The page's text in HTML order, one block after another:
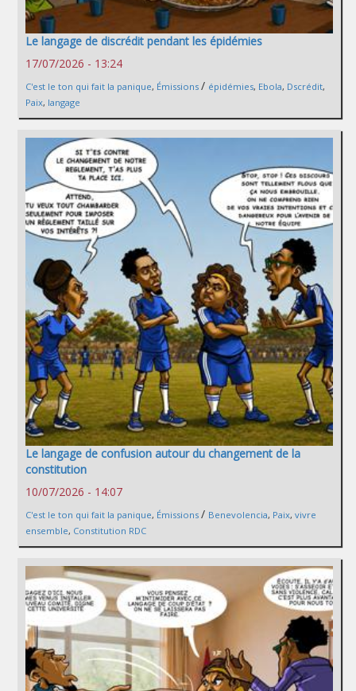
Le langage de discrédit pendant les épidémies
17/07/2026 - 13:24
C'est le ton qui fait la panique, Émissions / épidémies, Ebola, Dscrédit,
Paix, langage
Le langage de confusion autour du changement de la
constitution
10/07/2026 - 14:07
C'est le ton qui fait la panique, Émissions / Benevolencia, Paix, vivre
ensemble, Constitution RDC